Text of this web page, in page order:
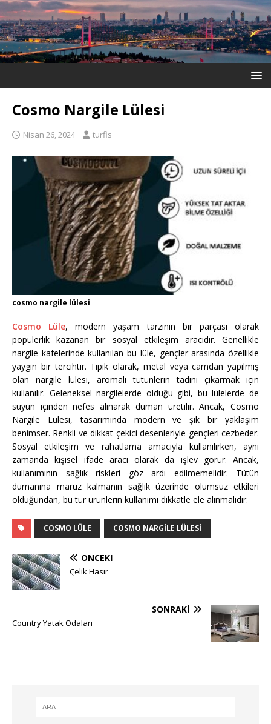
Cosmo Nargile Lülesi
Nisan 26, 2024 turfis
cosmo nargile lülesi
Cosmo Lüle, modern yaşam tarzının bir parçası olarak
popülerlik kazanan bir sosyal etkileşim aracıdır. Genellikle
nargile kafelerinde kullanılan bu lüle, gençler arasında özellikle
yaygın bir tercihtir. Tipik olarak, metal veya camdan yapılmış
olan nargile lülesi, aromalı tütünlerin tadını çıkarmak için
kullanılır. Geleneksel nargilelerde olduğu gibi, bu lülelerde de
suyun içinden nefes alınarak duman üretilir. Ancak, Cosmo
Nargile Lülesi, tasarımında modern ve şık bir yaklaşım
benimser. Renkli ve dikkat çekici desenleriyle gençleri cezbeder.
Sosyal etkileşim ve rahatlama amacıyla kullanılırken, aynı
zamanda kişisel ifade aracı olarak da işlev görür. Ancak,
kullanımının sağlık riskleri göz ardı edilmemelidir. Tütün
dumanına maruz kalmanın sağlık üzerinde olumsuz etkileri
olduğundan, bu tür ürünlerin kullanımı dikkatle ele alınmalıdır.
COSMO LÜLE COSMO NARGILE LÜLESI
ÖNCEKI
Çelik Hasır
SONRAKI
Country Yatak Odaları